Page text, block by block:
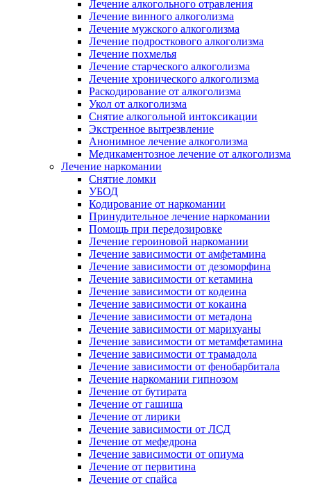
Лечение алкогольного отравления
Лечение винного алкоголизма
Лечение мужского алкоголизма
Лечение подросткового алкоголизма
Лечение похмелья
Лечение старческого алкоголизма
Лечение хронического алкоголизма
Раскодирование от алкоголизма
Укол от алкоголизма
Снятие алкогольной интоксикации
Экстренное вытрезвление
Анонимное лечение алкоголизма
Медикаментозное лечение от алкоголизма
Лечение наркомании
Снятие ломки
УБОД
Кодирование от наркомании
Принудительное лечение наркомании
Помощь при передозировке
Лечение героиновой наркомании
Лечение зависимости от амфетамина
Лечение зависимости от дезоморфина
Лечение зависимости от кетамина
Лечение зависимости от кодеина
Лечение зависимости от кокаина
Лечение зависимости от метадона
Лечение зависимости от марихуаны
Лечение зависимости от метамфетамина
Лечение зависимости от трамадола
Лечение зависимости от фенобарбитала
Лечение наркомании гипнозом
Лечение от бутирата
Лечение от гашиша
Лечение от лирики
Лечение зависимости от ЛСД
Лечение от мефедрона
Лечение зависимости от опиума
Лечение от первитина
Лечение от спайса